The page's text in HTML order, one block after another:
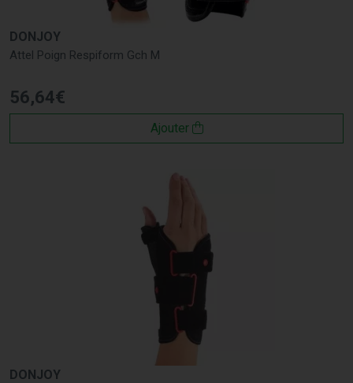
DONJOY
Attel Poign Respiform Gch M
56,64€
Ajouter
DONJOY